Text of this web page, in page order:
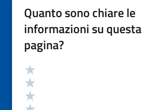
Quanto sono chiare le
informazioni su questa
pagina?
Valutazione